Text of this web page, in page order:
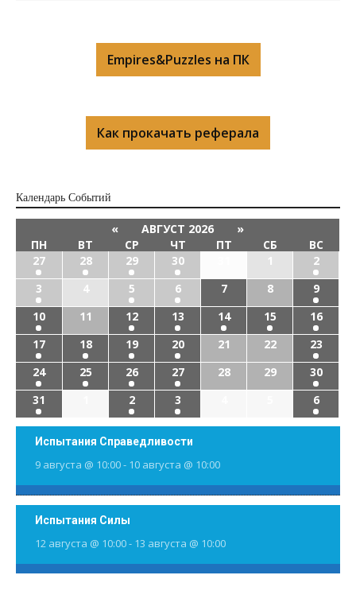
Empires&Puzzles на ПК
Как прокачать реферала
Календарь Cобытий
« АВГУСТ 2026
»
ПН
ВТ СР ЧТ ПТ СБ
ВС
27
28 29 30 1
2
3
4 5 6 7 8
9
10
11 12 13 14 15
16
17
18 19 20 21 22
23
24
25 26 27 28 29
30
31
2 3 6
Испытания Справедливости
9 августа @ 10:00- 10 августа @ 10:00
Испытания Силы
12 августа @ 10:00- 13 августа @ 10:00